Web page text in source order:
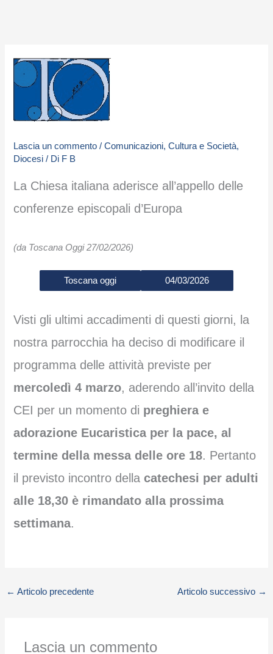
Lascia un commento /Comunicazioni,Cultura e Società,
Diocesi / Di F B
La Chiesa italiana aderisce all’appello delle
conferenze episcopali d’Europa
(da Toscana Oggi 27/02/2026)
Toscana oggi 04/03/2026
Visti gli ultimi accadimenti di questi giorni, la
nostra parrocchia ha deciso di modificare il
programma delle attività previste per
mercoledì 4 marzo, aderendo all’invito della
CEI per un momento di preghiera e
adorazione Eucaristica per la pace, al
termine della messa delle ore 18. Pertanto
il previsto incontro dellacatechesi per adulti
alle 18,30 è rimandato alla prossima
settimana.
← Articolo precedente Articolo successivo →
Lascia un commento